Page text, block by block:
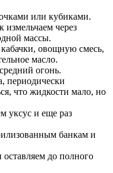
или кубиками.
измельчаем через
массы.
овощную смесь,
масло.
огонь.
периодически
что жидкости мало, но
уксус и еще раз
банкам и
до полного